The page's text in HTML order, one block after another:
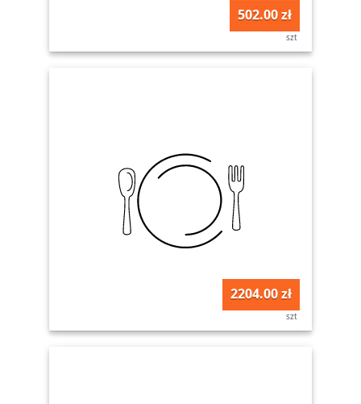
502.00 zł
szt
2204.00 zł
szt